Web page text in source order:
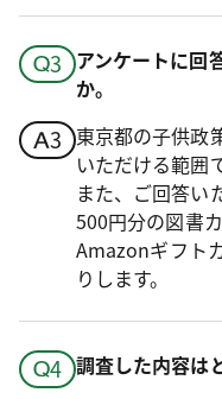
アンケートに回
か。
東京都の子供政
いただける範囲
また、ご回答い
500円分の図書
Amazonギフト
りします。
調査した内容は